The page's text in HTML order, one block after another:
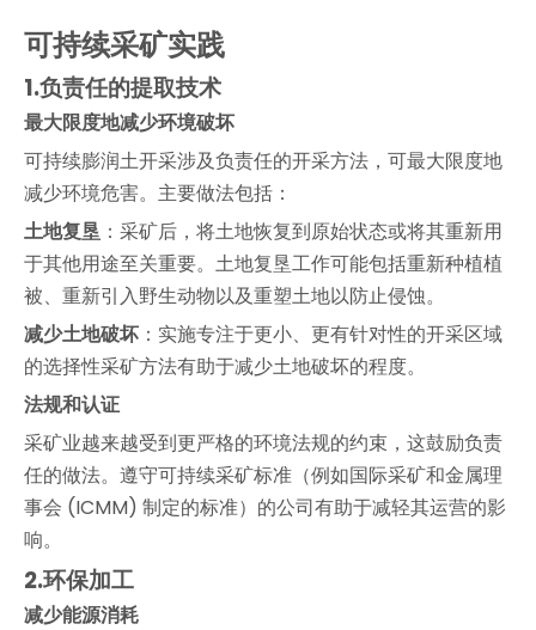
可持续采矿实践
1.负责任的提取技术
最大限度地减少环境破坏
可持续膨润土开采涉及负责任的开采方法，可最大限度地
减少环境危害。主要做法包括：
土地复垦 ：采矿后，将土地恢复到原始状态或将其重新用
于其他用途至关重要。土地复垦工作可能包括重新种植植
被、重新引入野生动物以及重塑土地以防止侵蚀。
减少土地破坏 ：实施专注于更小、更有针对性的开采区域
的选择性采矿方法有助于减少土地破坏的程度。
法规和认证
采矿业越来越受到更严格的环境法规的约束，这鼓励负责
任的做法。遵守可持续采矿标准（例如国际采矿和金属理
事会 (ICMM) 制定的标准）的公司有助于减轻其运营的影
响。
2.环保加工
减少能源消耗